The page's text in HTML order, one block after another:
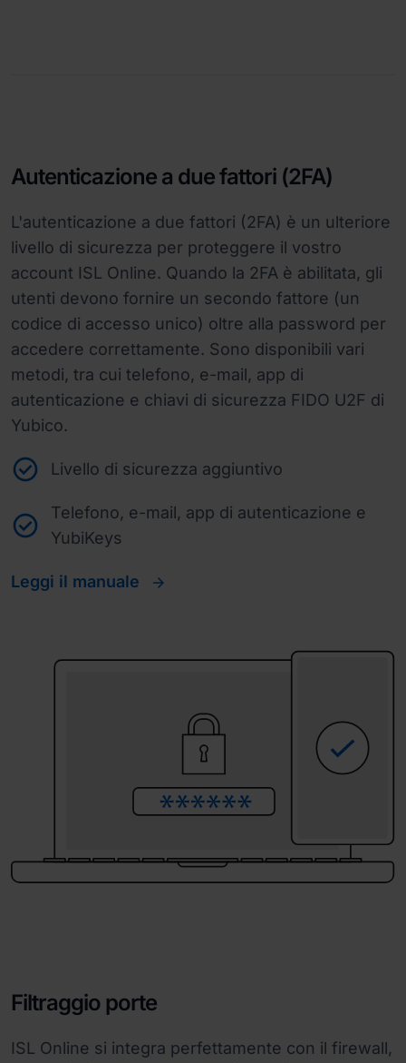
Autenticazione a due fattori (2FA)
L'autenticazione a due fattori (2FA) è un ulteriore
livello di sicurezza per proteggere il vostro
account ISL Online. Quando la 2FA è abilitata, gli
utenti devono fornire un secondo fattore (un
codice di accesso unico) oltre alla password per
accedere correttamente. Sono disponibili vari
metodi, tra cui telefono, e-mail, app di
autenticazione e chiavi di sicurezza FIDO U2F di
Yubico.
Livello di sicurezza aggiuntivo
Telefono, e-mail, app di autenticazione e
YubiKeys
Leggi il manuale
Filtraggio porte
ISL Online si integra perfettamente con il firewall,